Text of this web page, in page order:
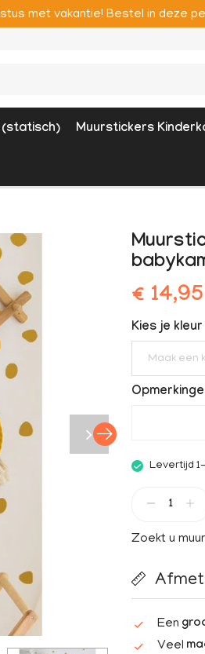
met vakantie! Bestel in deze
(statisch) Muurstickers
€ 14,95
Kies je kleur
Maak een
Levertijd
Zoekt u
Een
Veel